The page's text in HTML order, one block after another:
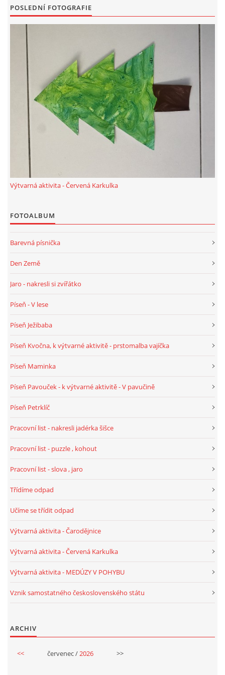
SPORTÍK - DĚTI V POHYBU
STOP ŠIKANĚ ANEB ŠIKANA BOLÍ
VĚDOMÁ VÝCHOVA
SADA EMOČNÍCH HER PRO DĚTI 3 - 4 ROKY
MERCH
MOJE TVORBA POHÁDEK PRO DĚTI
© 2026 eStránky.cz
POSLEDNÍ FOTOGRAFIE
Výtvarná aktivita - Červená Karkulka
FOTOALBUM
Barevná písnička
Den Země
Jaro - nakresli si zvířátko
Píseň - V lese
Píseň Ježibaba
Píseň Kvočna, k výtvarné aktivitě - prstomalba vajíčka
Píseň Maminka
Píseň Pavouček - k výtvarné aktivitě - V pavučině
Píseň Petrklíč
Pracovní list - nakresli jadérka šišce
Pracovní list - puzzle , kohout
Pracovní list - slova , jaro
Třídíme odpad
Učíme se třídit odpad
Výtvarná aktivita - Čarodějnice
Výtvarná aktivita - Červená Karkulka
Výtvarná aktivita - MEDÚZY V POHYBU
Vznik samostatného československého státu
ARCHIV
<< červenec /2026 >>